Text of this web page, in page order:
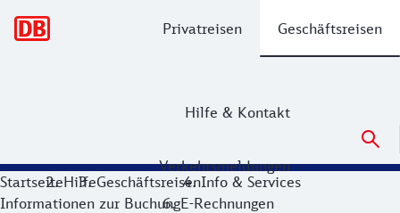
Privatreisen Geschäftsreisen
Hilfe & Kontakt
Verkehrsmeldungen
StartseiteHilfeGeschäftsreisenInfo & Services
Informationen zur BuchungE-Rechnungen